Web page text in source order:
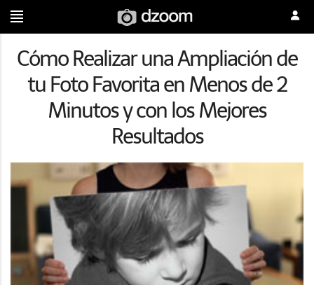
Cómo Realizar una Ampliación de
tu Foto Favorita en Menos de 2
Minutos y con los Mejores
Resultados